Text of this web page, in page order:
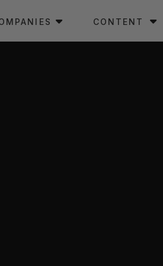
CONTENT